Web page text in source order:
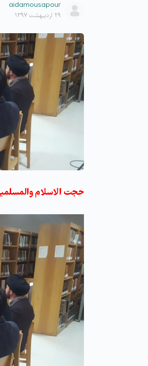
aidamousapour
۲۹ اردیبهشت ۱۳۹۷
حجت الاسلام